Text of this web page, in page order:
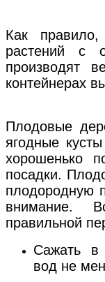
Как
растений с
производят
контейнерах
Плодовые
ягодные
хорошенько
посадки.
плодородную
внимание.
правильной
Сажать в
вод не